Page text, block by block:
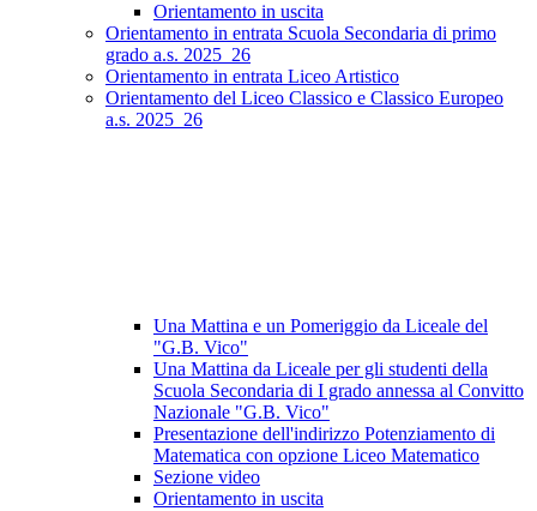
Orientamento in uscita
Orientamento in entrata Scuola Secondaria di primo
grado a.s. 2025_26
Orientamento in entrata Liceo Artistico
Orientamento del Liceo Classico e Classico Europeo
a.s. 2025_26
Una Mattina e un Pomeriggio da Liceale del
"G.B. Vico"
Una Mattina da Liceale per gli studenti della
Scuola Secondaria di I grado annessa al Convitto
Nazionale "G.B. Vico"
Presentazione dell'indirizzo Potenziamento di
Matematica con opzione Liceo Matematico
Sezione video
Orientamento in uscita